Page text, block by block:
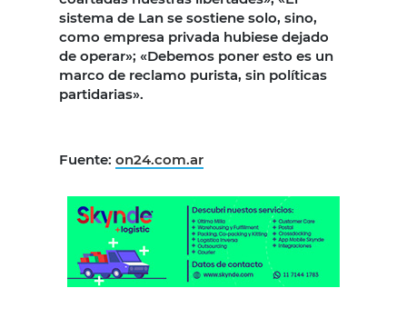
sistema de Lan se sostiene solo, sino,
como empresa privada hubiese dejado
de operar»; «Debemos poner esto es un
marco de reclamo purista, sin políticas
partidarias».
Fuente: on24.com.ar